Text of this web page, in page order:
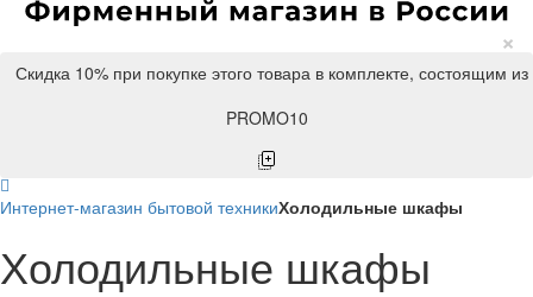
×
Скидка 10% при покупке этого товара в комплекте, состоящим
PROMO10
Интернет-магазин бытовой техникиХолодильные шкафы
Холодильные шкафы